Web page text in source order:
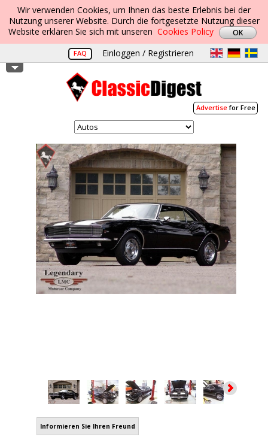
Wir verwenden Cookies, um Ihnen das beste Erlebnis bei der
Nutzung unserer Website. Durch die fortgesetzte Nutzung dieser
Website erklären Sie sich mit unseren Cookies Policy
FAQ Einloggen / Registrieren
Advertisefor Free
Informieren Sie Ihren Freund